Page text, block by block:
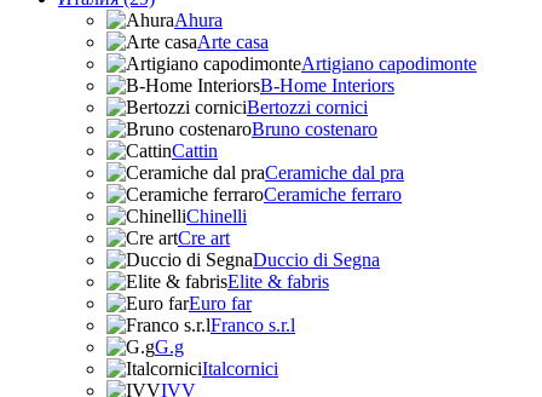
Ahura
Arte casa
Artigiano capodimonte
B-Home Interiors
Bertozzi cornici
Bruno costenaro
Cattin
Ceramiche dal pra
Ceramiche ferraro
Chinelli
Cre art
Duccio di Segna
Elite & fabris
Euro far
Franco s.r.l
G.g
Italcornici
IVV